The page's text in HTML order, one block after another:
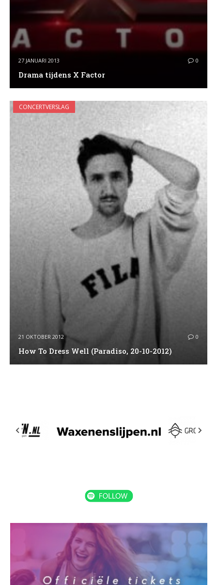
27 JANUARI 2013 0
Drama tijdens X Factor
CONCERTVERSLAG
21 OKTOBER 2012 0
How To Dress Well (Paradiso, 20-10-2012)